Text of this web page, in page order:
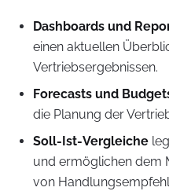
Dashboards und
einen aktuellen
Vertriebsergebnissen.
Forecasts und
die Planung der
Soll-Ist-Vergleiche
und ermöglichen dem
von